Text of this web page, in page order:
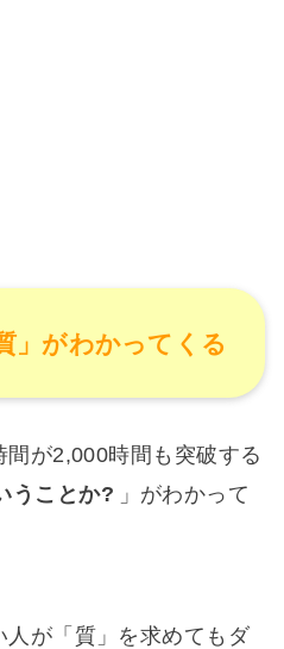
」がわかってくる
が2,000時間も突破する
うことか? 」がわかって
が「質」を求めてもダ